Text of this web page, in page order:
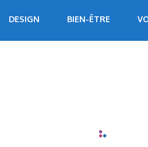
DESIGN BIEN-ÊTRE